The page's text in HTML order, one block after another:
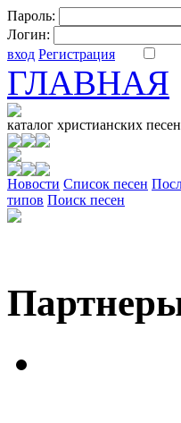
Пароль:
Логин:
вход Регистрация
ГЛАВНАЯ
каталог христианских песен
Новости Cписок песен
типов Поиск песен